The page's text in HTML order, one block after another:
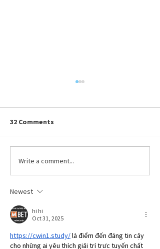
Submitted By Julia Bowling,
6/11/2026 To maintain
workers’ compensation
Ohio Bureau of Workers’
32 Comments
Write a comment...
Newest
hi hi
Oct 31, 2025
https://cwin1.study/ là điểm đến đáng tin cậy
cho những ai yêu thích giải trí trực tuyến chất